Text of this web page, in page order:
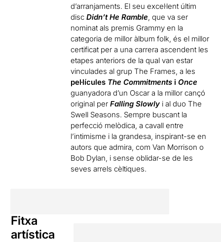
d’arranjaments. El seu excel·lent últim
discDidn’t He Ramble, que va ser
nominat als premis Grammy en la
categoria de millor àlbum folk, és el millor
certificat per a una carrera ascendent les
etapes anteriors de la qual van estar
vinculades al grup The Frames, a les
pel·lícules The Commitments iOnce
guanyadora d’un Oscar a la millor cançó
original perFalling Slowly i al duo The
Swell Seasons. Sempre buscant la
perfecció melòdica, a cavall entre
l’intimisme i la grandesa, inspirant-se en
autors que admira, com Van Morrison o
Bob Dylan, i sense oblidar-se de les
seves arrels cèltiques.
Fitxa
artística